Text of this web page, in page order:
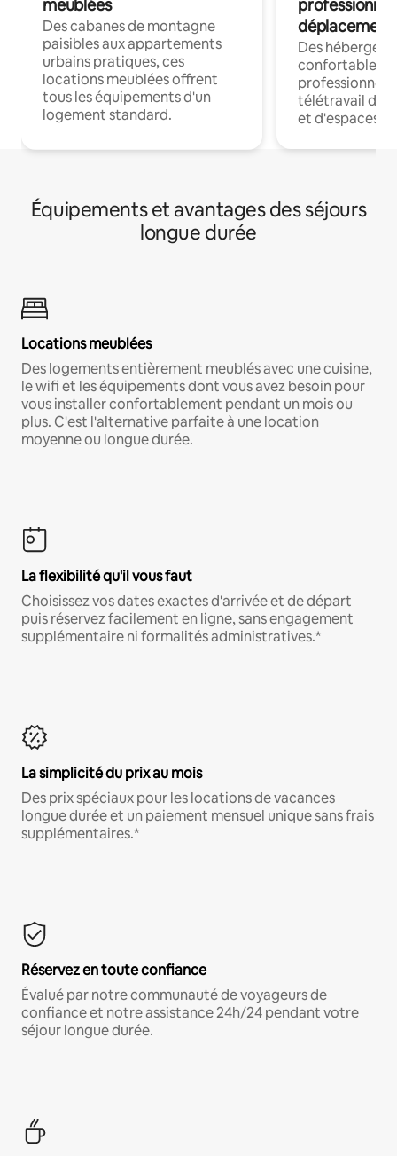
meublées
Des cabanes de montagne
paisibles aux appartements
urbains pratiques, ces
locations meublées offrent
tous les équipements d'un
logement standard.
déplacement
Des
confortables
professionnels
télétravail
et d'espaces
Équipements et avantages des séjours
longue durée
Locations meublées
Des logements entièrement meublés avec une cuisine,
le wifi et les équipements dont vous avez besoin pour
vous installer confortablement pendant un mois ou
plus. C'est l'alternative parfaite à une location
moyenne ou longue durée.
La flexibilité qu'il vous faut
Choisissez vos dates exactes d'arrivée et de départ
puis réservez facilement en ligne, sans engagement
supplémentaire ni formalités administratives.*
La simplicité du prix au mois
Des prix spéciaux pour les locations de vacances
longue durée et un paiement mensuel unique sans frais
supplémentaires.*
Réservez en toute confiance
Évalué par notre communauté de voyageurs de
confiance et notre assistance 24h/24 pendant votre
séjour longue durée.